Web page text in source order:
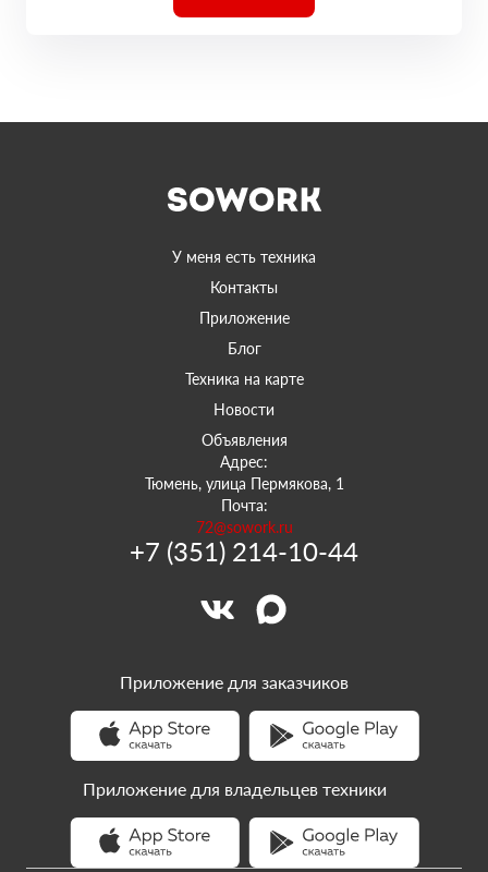
У меня есть техника
Контакты
Приложение
Блог
Техника на карте
Новости
Объявления
Адрес:
Тюмень, улица Пермякова, 1
Почта:
72@sowork.ru
+7 (351) 214-10-44
Приложение для заказчиков
Приложение для владельцев техники